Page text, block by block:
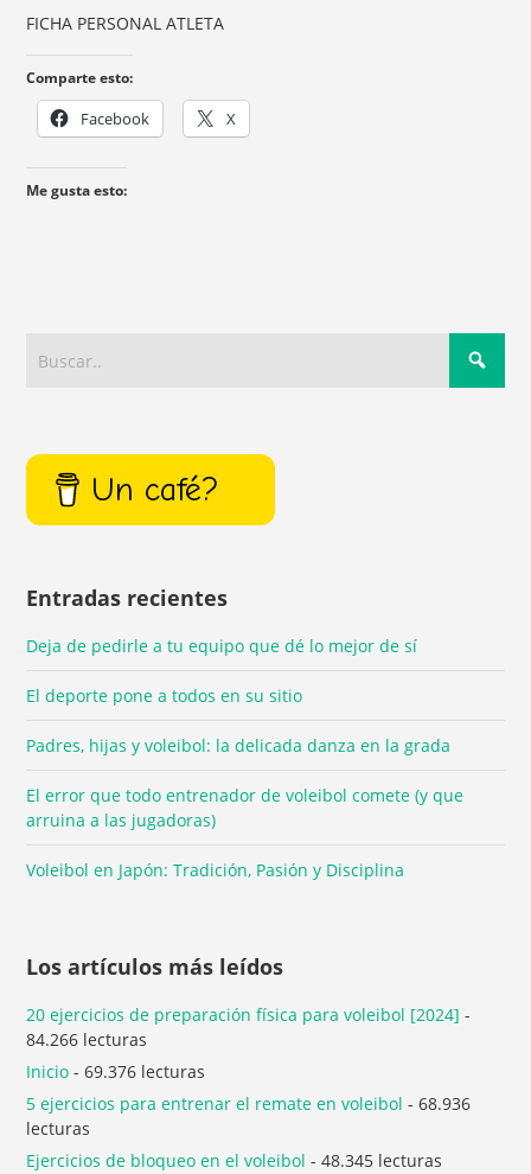
FICHA PERSONAL ATLETA
Comparte esto:
Facebook X
Me gusta esto:
Un café?
Entradas recientes
Deja de pedirle a tu equipo que dé lo mejor de sí
El deporte pone a todos en su sitio
Padres, hijas y voleibol: la delicada danza en la grada
El error que todo entrenador de voleibol comete (y que
arruina a las jugadoras)
Voleibol en Japón: Tradición, Pasión y Disciplina
Los artículos más leídos
20 ejercicios de preparación física para voleibol [2024] -
84.266 lecturas
Inicio - 69.376 lecturas
5 ejercicios para entrenar el remate en voleibol - 68.936
lecturas
Ejercicios de bloqueo en el voleibol - 48.345 lecturas